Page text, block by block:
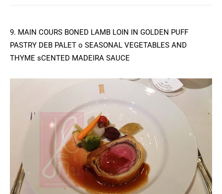
9. MAIN COURS BONED LAMB LOIN IN GOLDEN PUFF
PASTRY DEB PALET o SEASONAL VEGETABLES AND
THYME sCENTED MADEIRA SAUCE